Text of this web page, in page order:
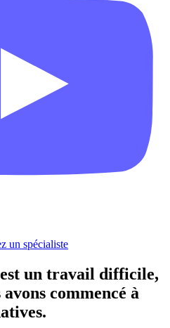
un spécialiste
un travail difficile,
commencé à